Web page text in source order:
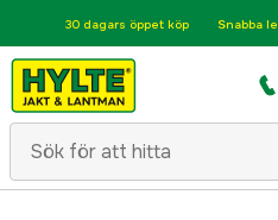
30 dagars öppet köp Snabba